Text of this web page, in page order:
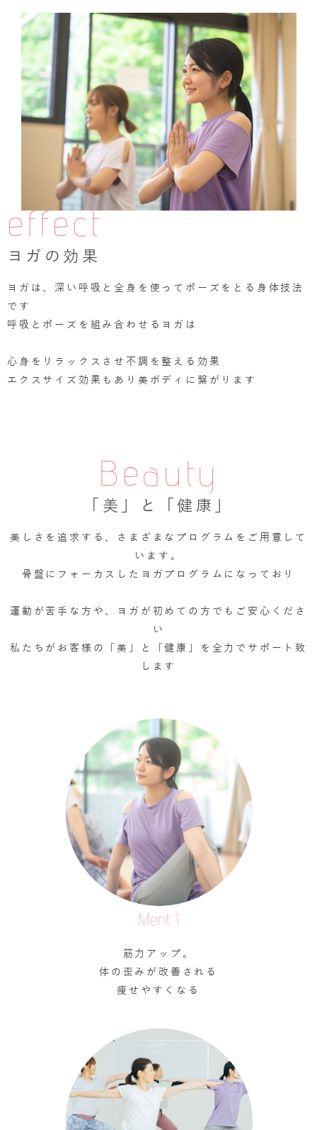
effect
ヨガの効果
ヨガは、深い呼吸と全身を使ってポーズをとる身体技法
です
呼吸とポーズを組み合わせるヨガは
心身をリラックスさせ不調を整える効果
エクスサイズ効果もあり美ボディに繋がります
Beauty
「美」と「健康」
美しさを追求する、さまざまなプログラムをご用意して
います。
骨盤にフォーカスしたヨガプログラムになっており
運動が苦手な方や、ヨガが初めての方でもご安心くださ
い
私たちがお客様の「美」と「健康」を全力でサポート致
します
Merit 1
筋力アップ。
体の歪みが改善される
痩せやすくなる